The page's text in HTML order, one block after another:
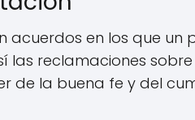
acuerdos en los que
las reclamaciones
de la buena fe y del